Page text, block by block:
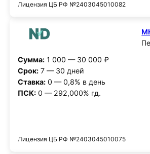
Лицензия ЦБ РФ №2403045010082
Сумма:1 000 — 30 000 ₽
Срок:7 — 30 дней
Ставка:0 — 0,8% в день
ПСК:0 — 292,000% гд.
Лицензия ЦБ РФ №2403045010075